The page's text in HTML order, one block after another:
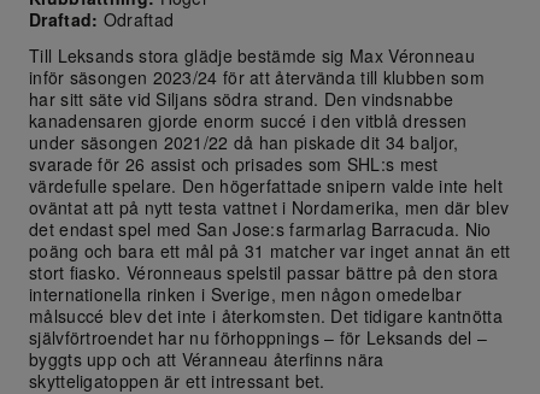
Draftad: Odraftad
Till Leksands stora glädje bestämde sig Max Véronneau
inför säsongen 2023/24 för att återvända till klubben som
har sitt säte vid Siljans södra strand. Den vindsnabbe
kanadensaren gjorde enorm succé i den vitblå dressen
under säsongen 2021/22 då han piskade dit 34 baljor,
svarade för 26 assist och prisades som SHL:s mest
värdefulle spelare. Den högerfattade snipern valde inte helt
oväntat att på nytt testa vattnet i Nordamerika, men där blev
det endast spel med San Jose:s farmarlag Barracuda. Nio
poäng och bara ett mål på 31 matcher var inget annat än ett
stort fiasko. Véronneaus spelstil passar bättre på den stora
internationella rinken i Sverige, men någon omedelbar
målsuccé blev det inte i återkomsten. Det tidigare kantnötta
självförtroendet har nu förhoppnings – för Leksands del –
byggts upp och att Véranneau återfinns nära
skytteligatoppen är ett intressant bet.